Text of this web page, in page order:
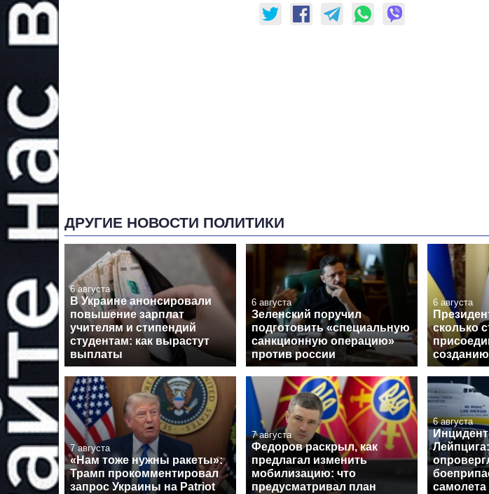
ДРУГИЕ НОВОСТИ ПОЛИТИКИ
6 августа
В Украине анонсировали
повышение зарплат
учителям и стипендий
студентам: как вырастут
выплаты
6 августа
Зеленский поручил
подготовить «специальную
санкционную операцию»
против россии
6 августа
сколько
7 августа
«Нам тоже нужны ракеты»:
Трамп прокомментировал
запрос Украины на Patriot
7 августа
Федоров раскрыл, как
предлагал изменить
мобилизацию: что
предусматривал план
6 августа
самолета